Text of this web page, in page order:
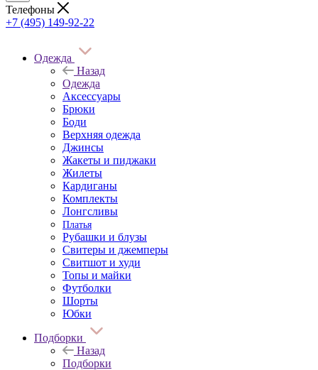
Телефоны
+7 (495) 149-92-22
Одежда
Назад
Одежда
Аксессуары
Брюки
Боди
Верхняя одежда
Джинсы
Жакеты и пиджаки
Жилеты
Кардиганы
Комплекты
Лонгсливы
Платья
Рубашки и блузы
Свитеры и джемперы
Свитшот и худи
Топы и майки
Футболки
Шорты
Юбки
Подборки
Назад
Подборки